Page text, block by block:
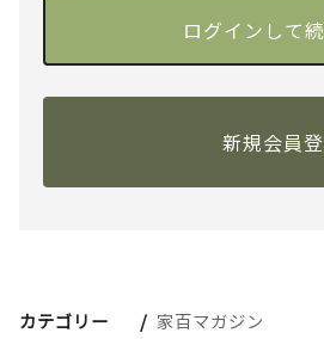
新規会員
カテゴリー
家百マガジン